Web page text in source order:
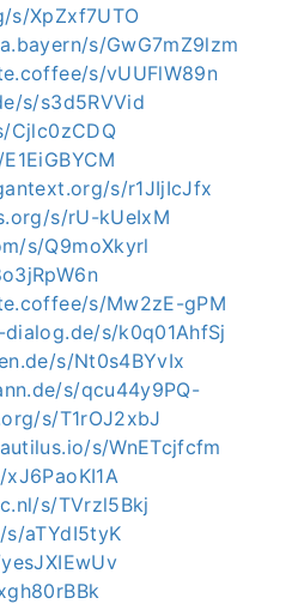
s/XpZxf7UTO
s/GwG7mZ9lzm
s/vUUFlW89n
s/s3d5RVVid
Cjlc0zCDQ
s/r1JIjIcJfx
s/rU-kUeIxM
s/Q9moXkyrl
s/Mw2zE-gPM
s/k0q01AhfSj
s/Nt0s4BYvIx
s/qcu44y9PQ-
s/T1rOJ2xbJ
s/WnETcjfcfm
s/TVrzl5Bkj
aTYdI5tyK